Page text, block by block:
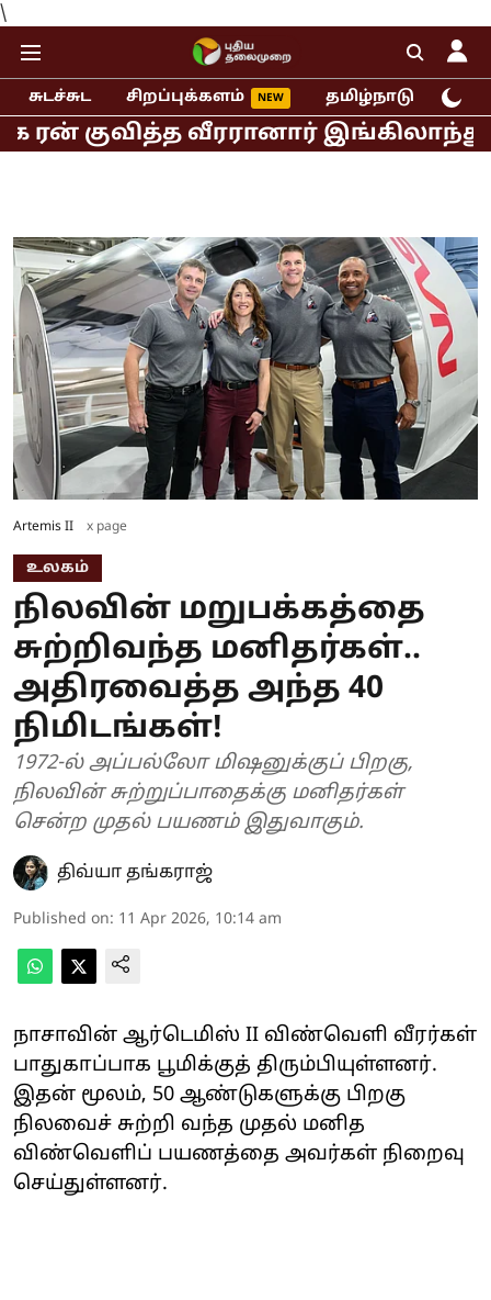
\
சுடச்சுட சிறப்புக்களம் தமிழ்நாடு
வீரரானார் இங்கிலாந்து ஜோஸ்
Artemis II x page
உலகம்
நிலவின் மறுபக்கத்தை
சுற்றிவந்த மனிதர்கள்..
அதிரவைத்த அந்த 40
நிமிடங்கள்!
1972-ல் அப்பல்லோ மிஷனுக்குப் பிறகு,
நிலவின் சுற்றுப்பாதைக்கு மனிதர்கள்
சென்ற முதல் பயணம் இதுவாகும்.
திவ்யா தங்கராஜ்
Published on: 11 Apr 2026, 10:14 am
நாசாவின் ஆர்டெமிஸ் II விண்வெளி வீரர்கள்
பாதுகாப்பாக பூமிக்குத் திரும்பியுள்ளனர்.
இதன் மூலம், 50 ஆண்டுகளுக்கு பிறகு
நிலவைச் சுற்றி வந்த முதல் மனித
விண்வெளிப் பயணத்தை அவர்கள் நிறைவு
செய்துள்ளனர்.